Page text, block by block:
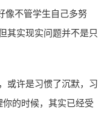
像不管学生自己多努
其实现实问题并不是只
或许是习惯了沉默，习
的时候，其实已经受